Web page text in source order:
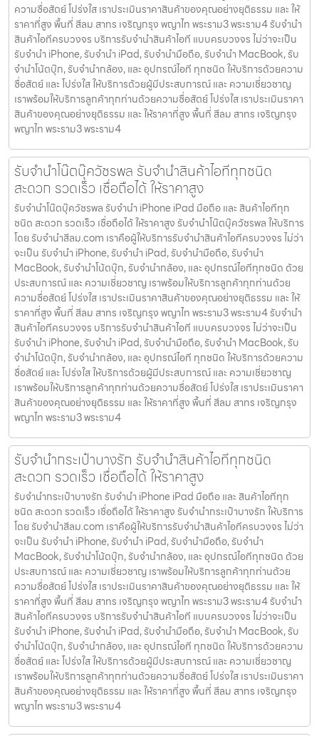
ความซื่อสัตย์ โปร่งใส เราประเมินราคาสินค้าของคุณอย่างยุติธรรม และ ให้
ราคาที่สูง พื้นที่ สีลม สาทร เจริญกรุง พญาไท พระราม3 พระราม4 รับจำนำ
สินค้าไอทีครบวงจร บริการรับจำนำสินค้าไอที แบบครบวงจร ไม่ว่าจะเป็น
รับจำนำ iPhone, รับจำนำ iPad, รับจำนำมือถือ, รับจำนำ MacBook, รับ
จำนำโน้ตบุ๊ก, รับจำนำกล้อง, และ อุปกรณ์ไอที ทุกชนิด ให้บริการด้วยความ
ซื่อสัตย์ และ โปร่งใส ให้บริการด้วยผู้มีประสบการณ์ และ ความเชี่ยวชาญ
เราพร้อมให้บริการลูกค้าทุกท่านด้วยความซื่อสัตย์ โปร่งใส เราประเมินราคา
สินค้าของคุณอย่างยุติธรรม และ ให้ราคาที่สูง พื้นที่ สีลม สาทร เจริญกรุง
พญาไท พระราม3 พระราม4
รับจำนำโน๊ตบุ๊ควัชรพล รับจำนำสินค้าไอทีทุกชนิด
สะดวก รวดเร็ว เชื่อถือได้ ให้ราคาสูง
รับจำนำโน๊ตบุ๊ควัชรพล รับจำนำ iPhone iPad มือถือ และ สินค้าไอทีทุก
ชนิด สะดวก รวดเร็ว เชื่อถือได้ ให้ราคาสูง รับจำนำโน๊ตบุ๊ควัชรพล ให้บริการ
โดย รับจํานําสีลม.com เราคือผู้ให้บริการรับจำนำสินค้าไอทีครบวงจร ไม่ว่า
จะเป็น รับจำนำ iPhone, รับจำนำ iPad, รับจำนำมือถือ, รับจำนำ
MacBook, รับจำนำโน้ตบุ๊ก, รับจำนำกล้อง, และ อุปกรณ์ไอทีทุกชนิด ด้วย
ประสบการณ์ และ ความเชี่ยวชาญ เราพร้อมให้บริการลูกค้าทุกท่านด้วย
ความซื่อสัตย์ โปร่งใส เราประเมินราคาสินค้าของคุณอย่างยุติธรรม และ ให้
ราคาที่สูง พื้นที่ สีลม สาทร เจริญกรุง พญาไท พระราม3 พระราม4 รับจำนำ
สินค้าไอทีครบวงจร บริการรับจำนำสินค้าไอที แบบครบวงจร ไม่ว่าจะเป็น
รับจำนำ iPhone, รับจำนำ iPad, รับจำนำมือถือ, รับจำนำ MacBook, รับ
จำนำโน้ตบุ๊ก, รับจำนำกล้อง, และ อุปกรณ์ไอที ทุกชนิด ให้บริการด้วยความ
ซื่อสัตย์ และ โปร่งใส ให้บริการด้วยผู้มีประสบการณ์ และ ความเชี่ยวชาญ
เราพร้อมให้บริการลูกค้าทุกท่านด้วยความซื่อสัตย์ โปร่งใส เราประเมินราคา
สินค้าของคุณอย่างยุติธรรม และ ให้ราคาที่สูง พื้นที่ สีลม สาทร เจริญกรุง
พญาไท พระราม3 พระราม4
รับจำนำกระเป๋าบางรัก รับจำนำสินค้าไอทีทุกชนิด
สะดวก รวดเร็ว เชื่อถือได้ ให้ราคาสูง
รับจำนำกระเป๋าบางรัก รับจำนำ iPhone iPad มือถือ และ สินค้าไอทีทุก
ชนิด สะดวก รวดเร็ว เชื่อถือได้ ให้ราคาสูง รับจำนำกระเป๋าบางรัก ให้บริการ
โดย รับจํานําสีลม.com เราคือผู้ให้บริการรับจำนำสินค้าไอทีครบวงจร ไม่ว่า
จะเป็น รับจำนำ iPhone, รับจำนำ iPad, รับจำนำมือถือ, รับจำนำ
MacBook, รับจำนำโน้ตบุ๊ก, รับจำนำกล้อง, และ อุปกรณ์ไอทีทุกชนิด ด้วย
ประสบการณ์ และ ความเชี่ยวชาญ เราพร้อมให้บริการลูกค้าทุกท่านด้วย
ความซื่อสัตย์ โปร่งใส เราประเมินราคาสินค้าของคุณอย่างยุติธรรม และ ให้
ราคาที่สูง พื้นที่ สีลม สาทร เจริญกรุง พญาไท พระราม3 พระราม4 รับจำนำ
สินค้าไอทีครบวงจร บริการรับจำนำสินค้าไอที แบบครบวงจร ไม่ว่าจะเป็น
รับจำนำ iPhone, รับจำนำ iPad, รับจำนำมือถือ, รับจำนำ MacBook, รับ
จำนำโน้ตบุ๊ก, รับจำนำกล้อง, และ อุปกรณ์ไอที ทุกชนิด ให้บริการด้วยความ
ซื่อสัตย์ และ โปร่งใส ให้บริการด้วยผู้มีประสบการณ์ และ ความเชี่ยวชาญ
เราพร้อมให้บริการลูกค้าทุกท่านด้วยความซื่อสัตย์ โปร่งใส เราประเมินราคา
สินค้าของคุณอย่างยุติธรรม และ ให้ราคาที่สูง พื้นที่ สีลม สาทร เจริญกรุง
พญาไท พระราม3 พระราม4